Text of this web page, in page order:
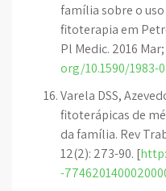
família sobre o
fitoterapia em
Pl Medic. 2016
org/10.1590/1983-
Varela DSS,
fitoterápicas de
da família. Rev
12(2): 273-90. [
-